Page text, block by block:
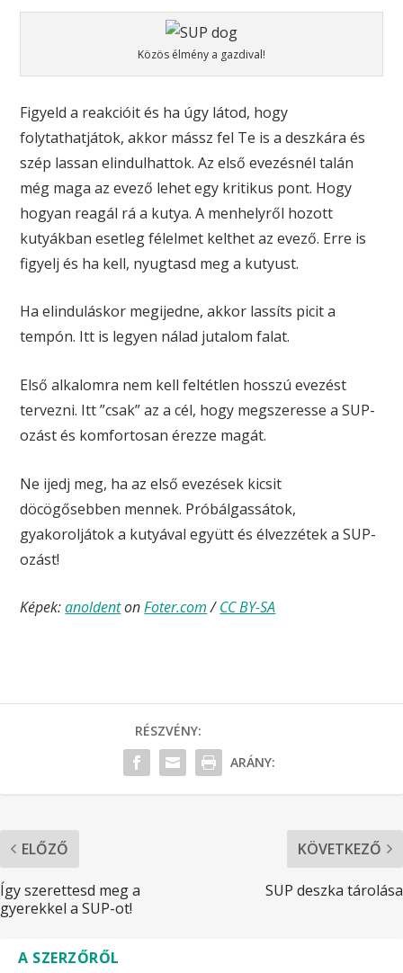
Közös élmény a gazdival!
Figyeld a reakcióit és ha úgy látod, hogy
folytathatjátok, akkor mássz fel Te is a deszkára és
szép lassan elindulhattok. Az első evezésnél talán
még maga az evező lehet egy kritikus pont. Hogy
hogyan reagál rá a kutya. A menhelyről hozott
kutyákban esetleg félelmet kelthet az evező. Erre is
figyelj és ha kell, nyugtasd meg a kutyust.
Ha elinduláskor megijedne, akkor lassíts picit a
tempón. Itt is legyen nálad jutalom falat.
Első alkalomra nem kell feltétlen hosszú evezést
tervezni. Itt ”csak” az a cél, hogy megszeresse a SUP-
ozást és komfortosan érezze magát.
Ne ijedj meg, ha az első evezések kicsit
döcögősebben mennek. Próbálgassátok,
gyakoroljátok a kutyával együtt és élvezzétek a SUP-
ozást!
Képek:anoldentonFoter.com/CC BY-SA
RÉSZVÉNY:
ARÁNY:
ELŐZŐ
Így szerettesd meg a
gyerekkel a SUP-ot!
KÖVETKEZŐ
SUP deszka tárolása
A SZERZŐRŐL